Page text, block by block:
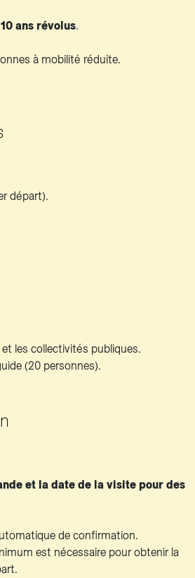
ans révolus.
à mobilité réduite.
départ).
les collectivités publiques.
(20 personnes).
et la date de la visite pour des
de confirmation.
est nécessaire pour obtenir la